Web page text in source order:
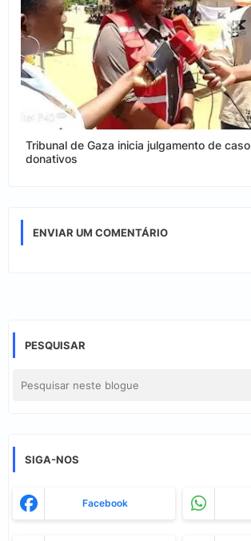
Tribunal de Gaza inicia julgamento de
donativos
ENVIAR UM COMENTÁRIO
PESQUISAR
SIGA-NOS
Facebook